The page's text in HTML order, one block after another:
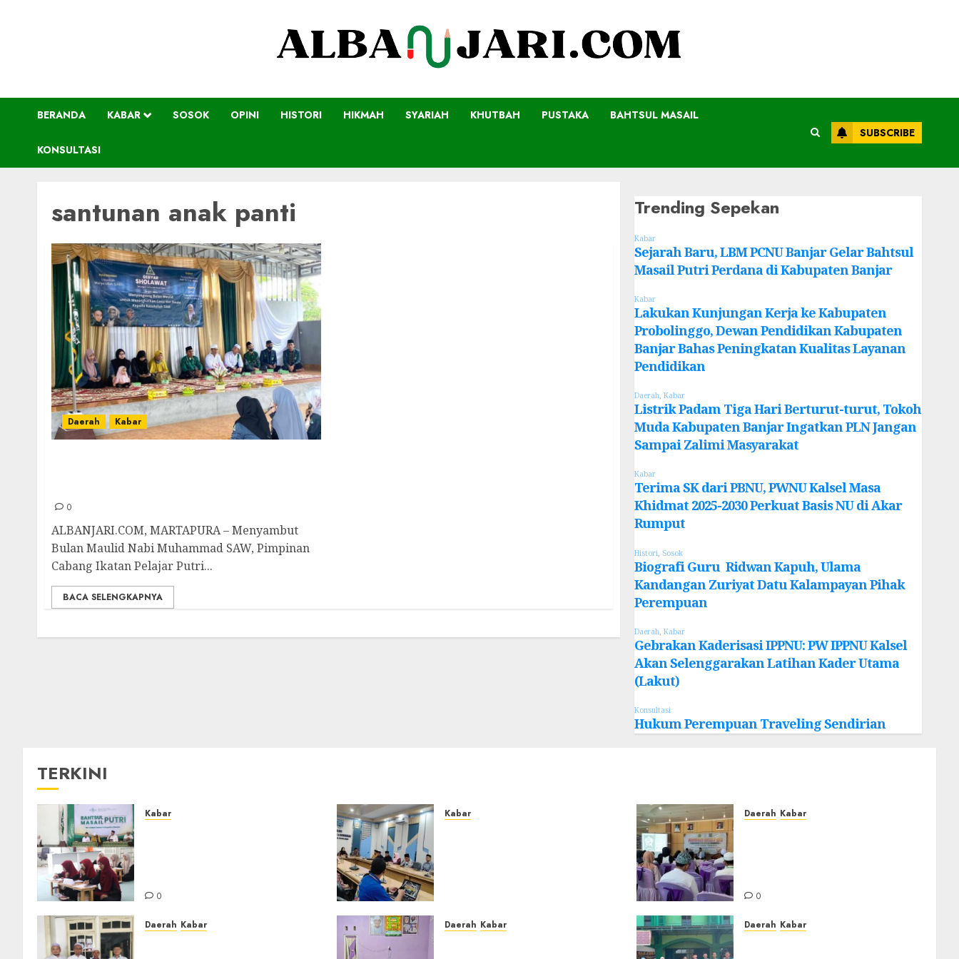
BERANDA KABAR SOSOK OPINI HISTORI HIKMAH SYARIAH KHUTBAH PUSTAKA BAHTSUL MASAIL
KONSULTASI
SUBSCRIBE
santunan anak panti
Daerah Kabar
0
ALBANJARI.COM, MARTAPURA – Menyambut
Bulan Maulid Nabi Muhammad SAW, Pimpinan
Cabang Ikatan Pelajar Putri...
BACA SELENGKAPNYA
Trending Sepekan
Kabar
Sejarah Baru, LBM PCNU Banjar Gelar Bahtsul
Masail Putri Perdana di Kabupaten Banjar
Kabar
Lakukan Kunjungan Kerja ke Kabupaten
Probolinggo, Dewan Pendidikan Kabupaten
Banjar Bahas Peningkatan Kualitas Layanan
Pendidikan
Daerah, Kabar
Listrik Padam Tiga Hari Berturut-turut, Tokoh
Muda Kabupaten Banjar Ingatkan PLN Jangan
Sampai Zalimi Masyarakat
Kabar
Terima SK dari PBNU, PWNU Kalsel Masa
Khidmat 2025-2030 Perkuat Basis NU di Akar
Rumput
Histori Sosok
Biografi Guru Ridwan Kapuh, Ulama
Kandangan Zuriyat Datu Kalampayan Pihak
Perempuan
Daerah Kabar
Gebrakan Kaderisasi IPPNU: PW IPPNU Kalsel
Akan Selenggarakan Latihan Kader Utama
(Lakut)
Konsultasi
Hukum Perempuan Traveling Sendirian
TERKINI
Kabar
0
Kabar
0
Daerah Kabar
0
Daerah Kabar Daerah Kabar Daerah Kabar